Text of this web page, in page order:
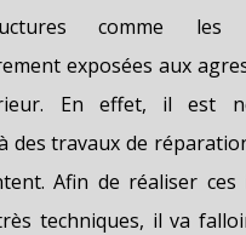
comme
exposées aux
En effet, il est
des travaux de
Afin de réaliser ces
techniques, il va